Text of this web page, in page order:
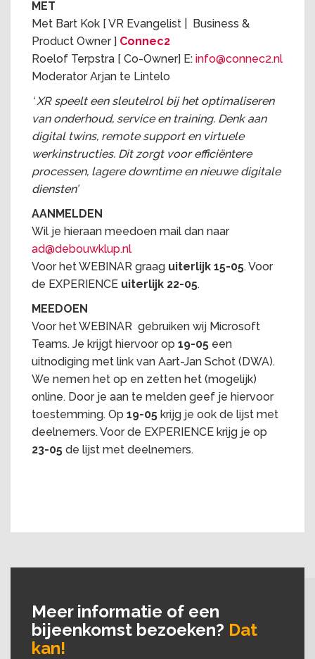
MET
Met Bart Kok [ VR Evangelist | Business &
Product Owner ] Connec2
Roelof Terpstra [ Co-Owner] E: info@connec2.nl
Moderator Arjan te Lintelo
‘ XR speelt een sleutelrol bij het optimaliseren
van onderhoud, service en training. Denk aan
digital twins, remote support en virtuele
werkinstructies. Dit zorgt voor efficiëntere
processen, lagere downtime en nieuwe digitale
diensten’
AANMELDEN
Wil je hieraan meedoen mail dan naar
ad@debouwklup.nl
Voor het WEBINAR graag uiterlijk 15-05. Voor
de EXPERIENCE uiterlijk 22-05.
MEEDOEN
Voor het WEBINAR gebruiken wij Microsoft
Teams. Je krijgt hiervoor op 19-05 een
uitnodiging met link van Aart-Jan Schot (DWA).
We nemen het op en zetten het (mogelijk)
online. Door je aan te melden geef je hiervoor
toestemming. Op 19-05 krijg je ook de lijst met
deelnemers. Voor de EXPERIENCE krijg je op
23-05 de lijst met deelnemers.
Meer informatie of een
bijeenkomst bezoeken? Dat
kan!